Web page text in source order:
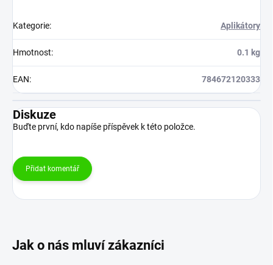
Kategorie: Aplikátory
Hmotnost: 0.1 kg
EAN: 784672120333
Diskuze
Buďte první, kdo napíše příspěvek k této položce.
Přidat komentář